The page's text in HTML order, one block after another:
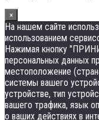
×
На нашем сайте
использованием
Нажимая кнопку
персональных данных
местоположение
системы вашего
устройстве, тип
вашего трафика, язык
о ваших действиях в